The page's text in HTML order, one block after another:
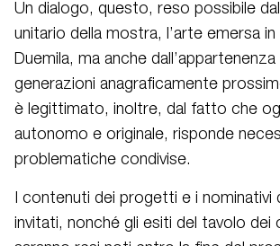
Un dialogo, questo, reso possibile
unitario della mostra, l’arte emersa in
Duemila, ma anche
generazioni anagraficamente
è legittimato, inoltre, dal fatto che
autonomo e originale, risponde
problematiche condivise.
I contenuti dei progetti e i nominativi
invitati, nonché gli esiti del tavolo dei